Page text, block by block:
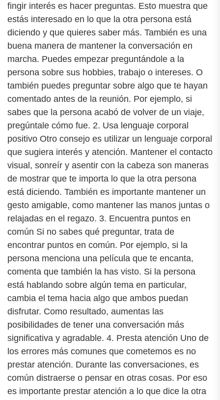
fingir interés es hacer preguntas. Esto muestra que
estás interesado en lo que la otra persona está
diciendo y que quieres saber más. También es una
buena manera de mantener la conversación en
marcha. Puedes empezar preguntándole a la
persona sobre sus hobbies, trabajo o intereses. O
también puedes preguntar sobre algo que te hayan
comentado antes de la reunión. Por ejemplo, si
sabes que la persona acabó de volver de un viaje,
pregúntale cómo fue. 2. Usa lenguaje corporal
positivo Otro consejo es utilizar un lenguaje corporal
que sugiera interés y atención. Mantener el contacto
visual, sonreír y asentir con la cabeza son maneras
de mostrar que te importa lo que la otra persona
está diciendo. También es importante mantener un
gesto amigable, como mantener las manos juntas o
relajadas en el regazo. 3. Encuentra puntos en
común Si no sabes qué preguntar, trata de
encontrar puntos en común. Por ejemplo, si la
persona menciona una película que te encanta,
comenta que también la has visto. Si la persona
está hablando sobre algún tema en particular,
cambia el tema hacia algo que ambos puedan
disfrutar. Como resultado, aumentas las
posibilidades de tener una conversación más
significativa y agradable. 4. Presta atención Uno de
los errores más comunes que cometemos es no
prestar atención. Durante las conversaciones, es
común distraerse o pensar en otras cosas. Por eso
es importante prestar atención a lo que dice la otra